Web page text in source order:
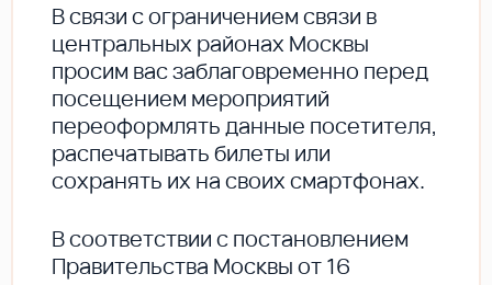
В cвязи с ограничением связи в
центральных районах Москвы
просим вас заблаговременно перед
посещением мероприятий
переоформлять данные посетителя,
распечатывать билеты или
сохранять их на своих смартфонах.
В соответствии с постановлением
Правительства Москвы от 16